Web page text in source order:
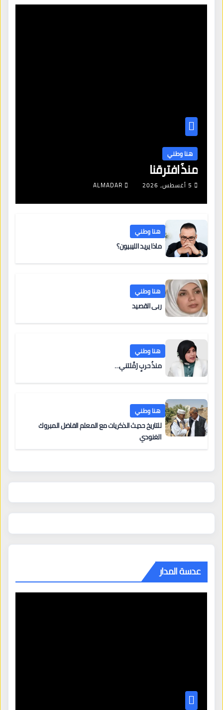
هنا وطني
منذُ افترقنا
5 أغسطس، 2026 ALMADAR
هنا وطني
ماذا يريد الليبيون؟
هنا وطني
ربى القصيد
هنا وطني
منذُ حربٍ رَمَّلتني…
هنا وطني
للتاريخ حديث الذكريات مع المعلم الفاضل المبروك
الغنودي
عدسة المدار